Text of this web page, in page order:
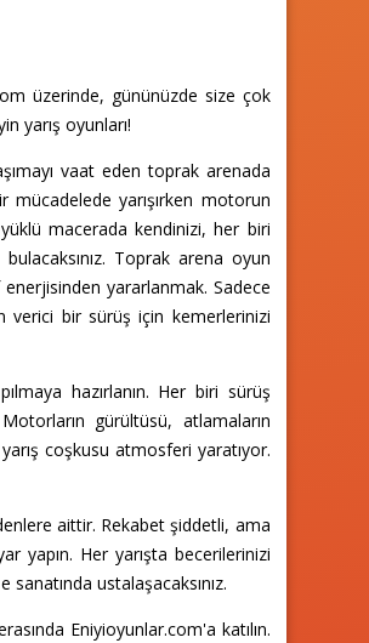
üzerinde, gününüzde size çok
yarış oyunları!
vaat eden toprak arenada
yarışırken motorun
macerada kendinizi, her biri
Toprak arena oyun
yararlanmak. Sadece
verici bir sürüş için kemerlerinizi
hazırlanın. Her biri sürüş
gürültüsü, atlamaların
coşkusu atmosferi yaratıyor.
aittir. Rekabet şiddetli, ama
yapın. Her yarışta becerilerinizi
ustalaşacaksınız.
Eniyioyunlar.com'a katılın.